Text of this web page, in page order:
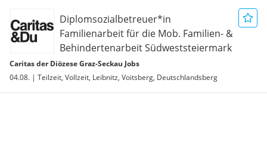
Diplomsozialbetreuer*in
Familienarbeit für die Mob. Familien- &
Behindertenarbeit Südweststeiermark
Caritas der Diözese Graz-Seckau Jobs
04.08. | Teilzeit, Vollzeit, Leibnitz, Voitsberg, Deutschlandsberg